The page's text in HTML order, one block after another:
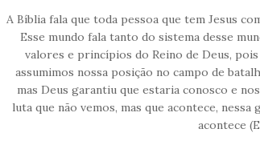
A Bíblia fala que toda pessoa que tem Jesus
Esse mundo fala tanto do sistema desse
valores e princípios do Reino de Deus, pois
assumimos nossa posição no campo de
mas Deus garantiu que estaria conosco e
luta que não vemos, mas que acontece,
acontece